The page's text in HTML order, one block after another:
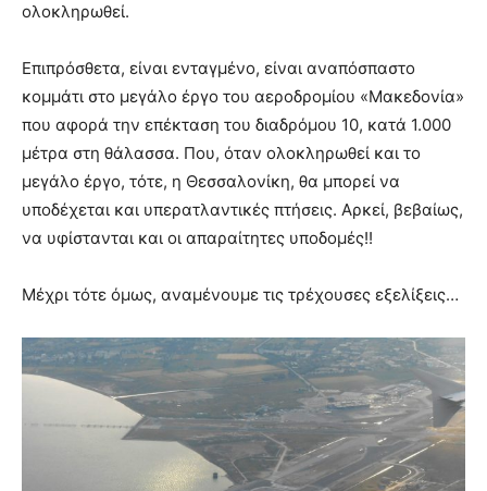
ολοκληρωθεί.
Επιπρόσθετα, είναι ενταγμένο, είναι αναπόσπαστο
κομμάτι στο μεγάλο έργο του αεροδρομίου «Μακεδονία»
που αφορά την επέκταση του διαδρόμου 10, κατά 1.000
μέτρα στη θάλασσα. Που, όταν ολοκληρωθεί και το
μεγάλο έργο, τότε, η Θεσσαλονίκη, θα μπορεί να
υποδέχεται και υπερατλαντικές πτήσεις. Αρκεί, βεβαίως,
να υφίστανται και οι απαραίτητες υποδομές!!
Μέχρι τότε όμως, αναμένουμε τις τρέχουσες εξελίξεις…